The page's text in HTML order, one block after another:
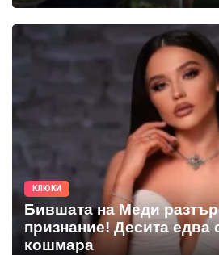
КЛЮКИ
Бившата на Меди
признание! Десита едва
кошмара